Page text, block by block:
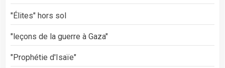
"Élites" hors sol
"leçons de la guerre à Gaza"
"Prophétie d'Isaïe"